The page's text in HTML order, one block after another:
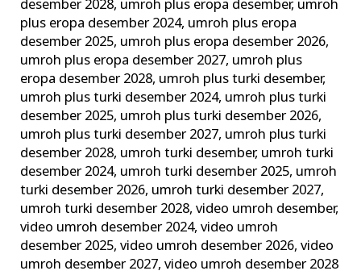
desember 2028, umroh plus eropa desember, umroh
plus eropa desember 2024, umroh plus eropa
desember 2025, umroh plus eropa desember 2026,
umroh plus eropa desember 2027, umroh plus
eropa desember 2028, umroh plus turki desember,
umroh plus turki desember 2024, umroh plus turki
desember 2025, umroh plus turki desember 2026,
umroh plus turki desember 2027, umroh plus turki
desember 2028, umroh turki desember, umroh turki
desember 2024, umroh turki desember 2025, umroh
turki desember 2026, umroh turki desember 2027,
umroh turki desember 2028,video umroh desember,
video umroh desember 2024,video umroh
desember 2025,video umroh desember 2026,video
umroh desember 2027,video umroh desember 2028